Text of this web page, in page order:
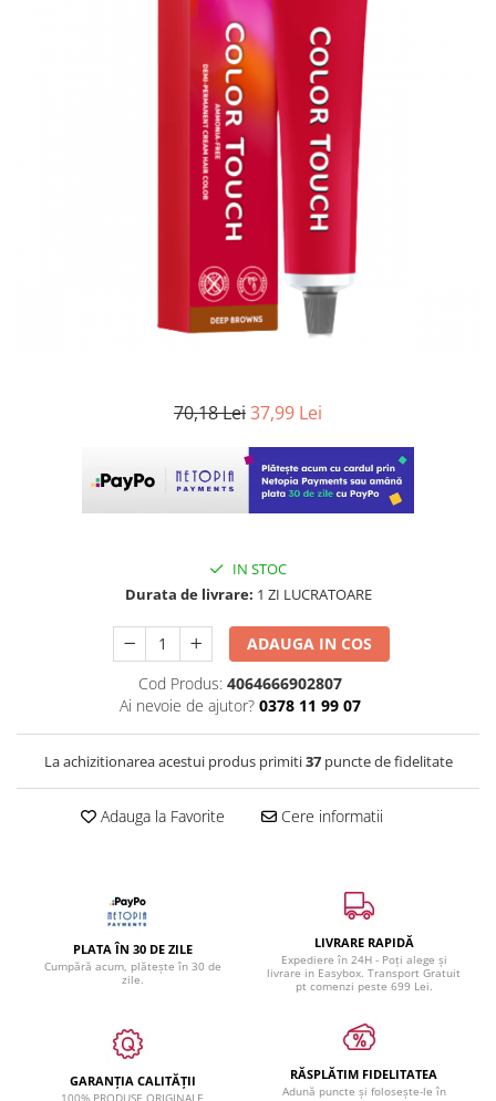
70,18 Lei37,99 Lei
IN STOC
Durata de livrare: 1 ZI LUCRATOARE
ADAUGA IN COS
Cod Produs: 4064666902807
Ai nevoie de ajutor? 0378 11 99 07
La achizitionarea acestui produs primiti37puncte de fidelitate
Adauga la Favorite Cere informatii
PLATA ÎN 30 DE ZILE
Cumpără acum, plătește în 30 de
zile.
LIVRARE RAPIDĂ
Expediere în 24H - Poți alege și
livrare in Easybox. Transport Gratuit
pt comenzi peste 699 Lei.
GARANȚIA CALITĂȚII
100% PRODUSE ORIGINALE
RĂSPLĂTIM FIDELITATEA
Adună puncte și folosește-le în